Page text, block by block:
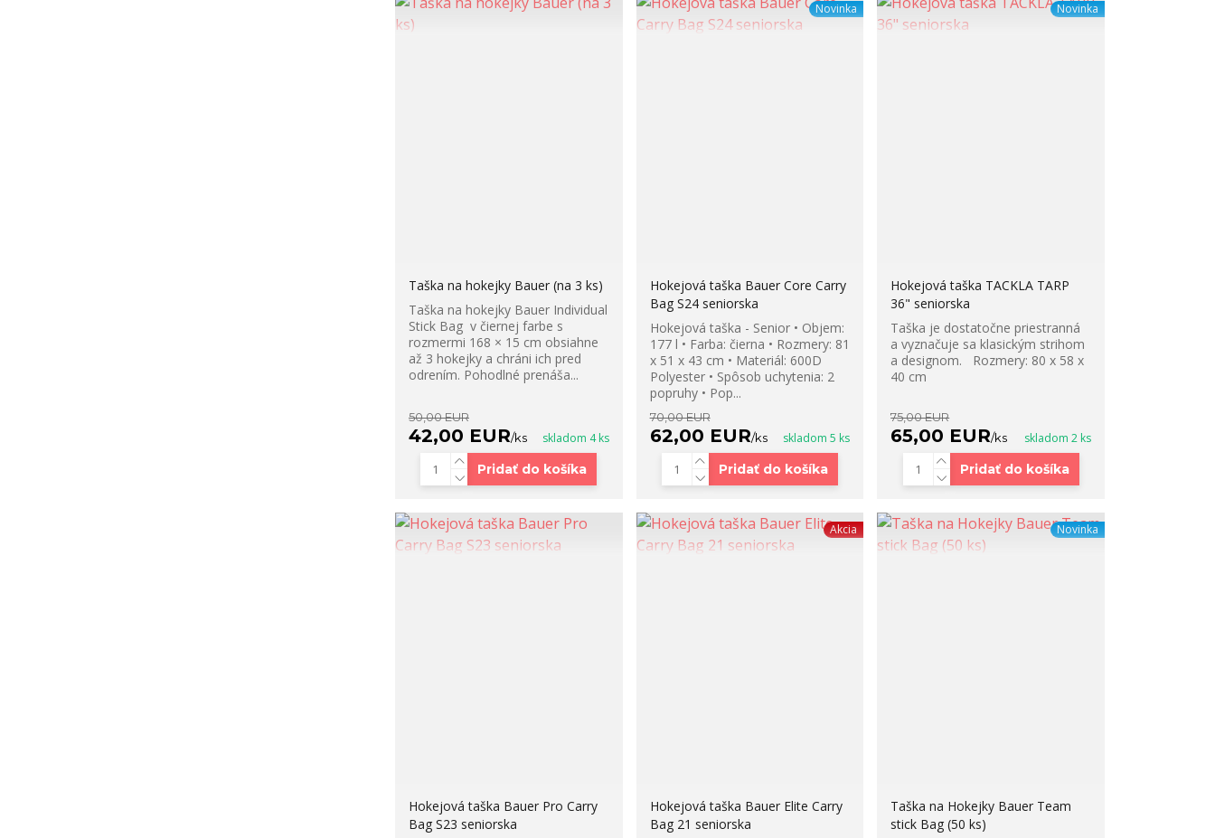
Taška na hokejky Bauer (na 3 ks)
Taška na hokejky Bauer Individual
Stick Bag v čiernej farbe s
rozmermi 168 × 15 cm obsiahne
až 3 hokejky a chráni ich pred
odrením. Pohodlné prenáša...
50,00 EUR
42,00 EUR/ks skladom 4 ks
Pridať do košíka
Novinka
Hokejová taška Bauer Core Carry
Bag S24 seniorska
Hokejová taška - Senior • Objem:
177 l • Farba: čierna • Rozmery: 81
x 51 x 43 cm • Materiál: 600D
Polyester • Spôsob uchytenia: 2
popruhy • Pop...
70,00 EUR
62,00 EUR/ks skladom 5 ks
Pridať do košíka
Novinka
Hokejová taška TACKLA TARP
36" seniorska
Taška je dostatočne priestranná
a vyznačuje sa klasickým strihom
a designom. Rozmery: 80 x 58 x
40 cm
75,00 EUR
65,00 EUR/ks skladom 2 ks
Pridať do košíka
Hokejová taška Bauer Pro Carry
Bag S23 seniorska
Akcia
Hokejová taška Bauer Elite Carry
Bag 21 seniorska
Novinka
Taška na Hokejky Bauer Team
stick Bag (50 ks)